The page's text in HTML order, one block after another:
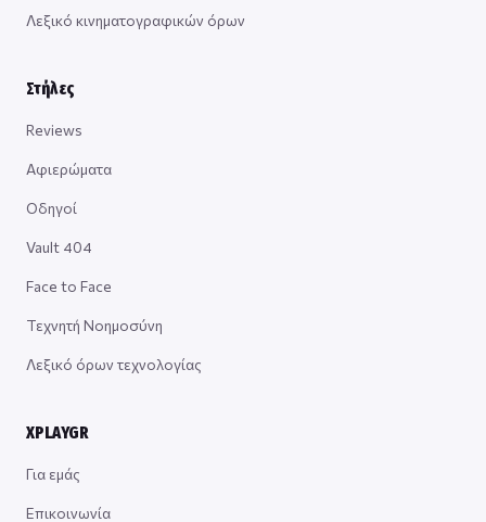
Λεξικό κινηματογραφικών όρων
Στήλες
Reviews
Αφιερώματα
Οδηγοί
Vault 404
Face to Face
Τεχνητή Νοημοσύνη
Λεξικό όρων τεχνολογίας
XPLAYGR
Για εμάς
Επικοινωνία